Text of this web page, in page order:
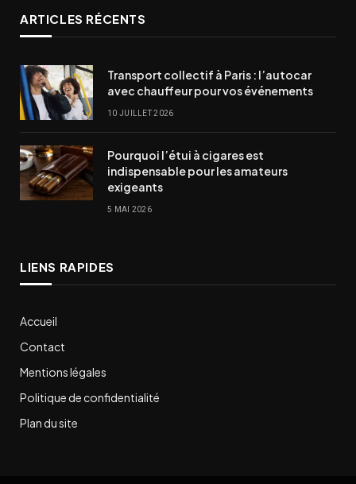
ARTICLES RÉCENTS
Transport collectif à Paris : l’autocar
avec chauffeur pour vos événements
10 JUILLET 2026
Pourquoi l’étui à cigares est
indispensable pour les amateurs
exigeants
5 MAI 2026
LIENS RAPIDES
Accueil
Contact
Mentions légales
Politique de confidentialité
Plan du site